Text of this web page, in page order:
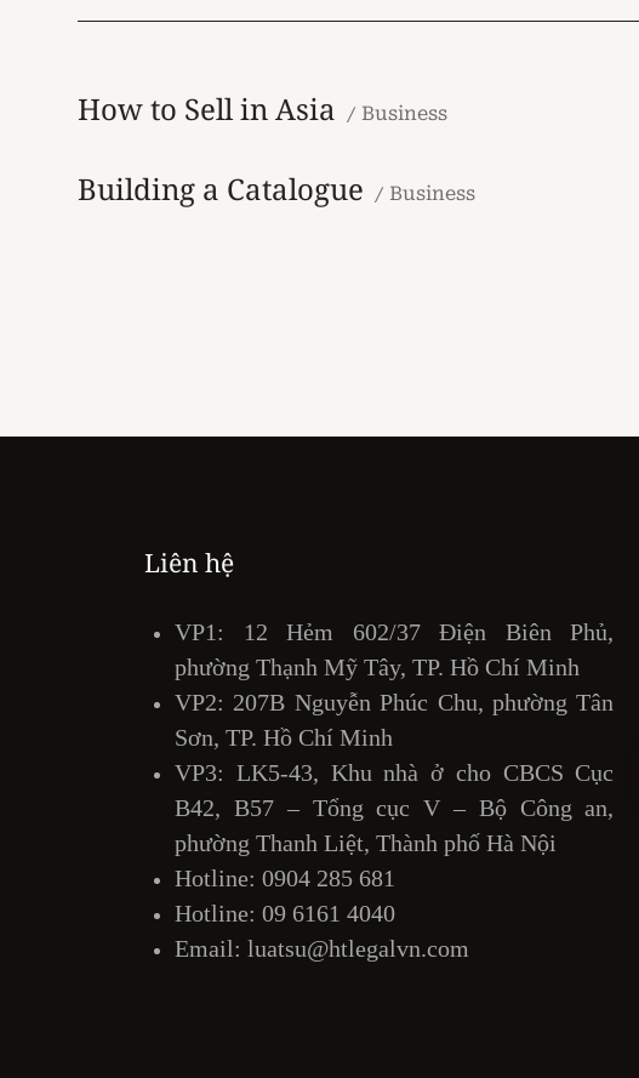
Business
How to Sell in Asia
Business
Building a Catalogue
Liên hệ
VP1: 12 Hẻm 602/37 Điện Biên Phủ,
phường Thạnh Mỹ Tây, TP. Hồ Chí Minh
VP2: 207B Nguyễn Phúc Chu, phường Tân
Sơn, TP. Hồ Chí Minh
VP3: LK5-43, Khu nhà ở cho CBCS Cục
B42, B57 – Tổng cục V – Bộ Công an,
phường Thanh Liệt, Thành phố Hà Nội
Hotline:0904 285 681
Hotline:09 6161 4040
Email:luatsu@htlegalvn.com